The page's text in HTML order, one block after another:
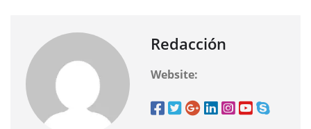
Redacción
Website: